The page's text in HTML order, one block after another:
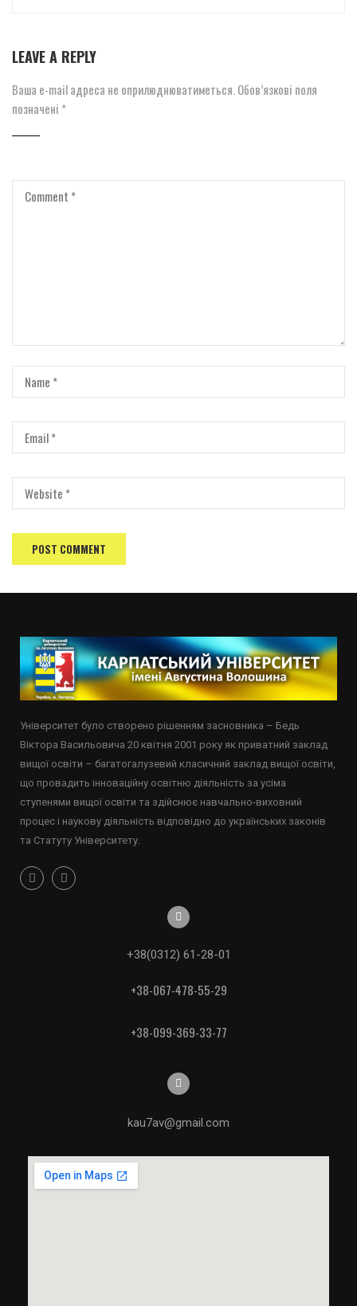
LEAVE A REPLY
Ваша e-mail адреса не оприлюднюватиметься. Обов’язкові поля
позначені *
Університет було створено рішенням засновника – Бедь
Віктора Васильовича 20 квітня 2001 року як приватний заклад
вищої освіти – багатогалузевий класичний заклад вищої освіти,
що провадить інноваційну освітню діяльність за усіма
ступенями вищої освіти та здійснює навчально-виховний
процес і наукову діяльність відповідно до українських законів
та Статуту Університету.
+38(0312) 61-28-01
+38-067-478-55-29
+38-099-369-33-77
kau7av@gmail.com